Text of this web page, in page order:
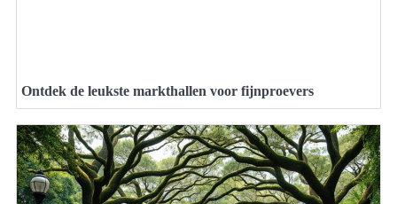
Ontdek de leukste markthallen voor fijnproevers